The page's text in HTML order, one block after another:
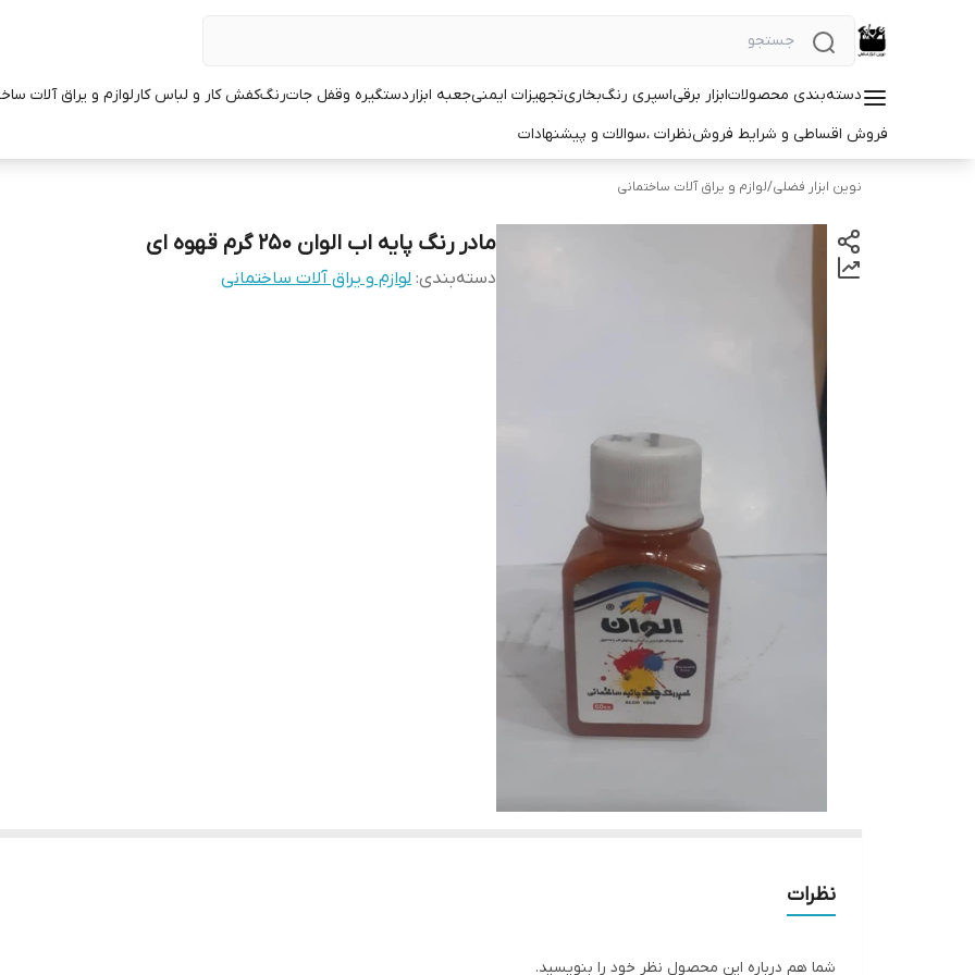
دسته‌بندی محصولاتابزار برقیاسپری رنگبخاریتجهیزات ایمنیجعبه ابزاردستگیره وقفل جاترنگکفش کار و لباس کارلوازم و یراق آلات
فروش اقساطی و شرایط فروشنظرات ،سوالات و پیشنهادات
نوین ابزار فضلی/لوازم و یراق آلات ساختمانی
مادر رنگ پایه اب الوان 250 گرم قهوه ای
دسته‌بندی: لوازم و یراق آلات ساختمانی
نظرات
شما هم درباره این محصول نظر خود را بنویسید.